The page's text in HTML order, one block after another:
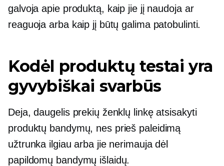
galvoja apie produktą, kaip jie jį naudoja ar
reaguoja arba kaip jį būtų galima patobulinti.
Kodėl produktų testai yra
gyvybiškai svarbūs
Deja, daugelis prekių ženklų linkę atsisakyti
produktų bandymų, nes prieš paleidimą
užtrunka ilgiau arba jie nerimauja dėl
papildomų bandymų išlaidų.